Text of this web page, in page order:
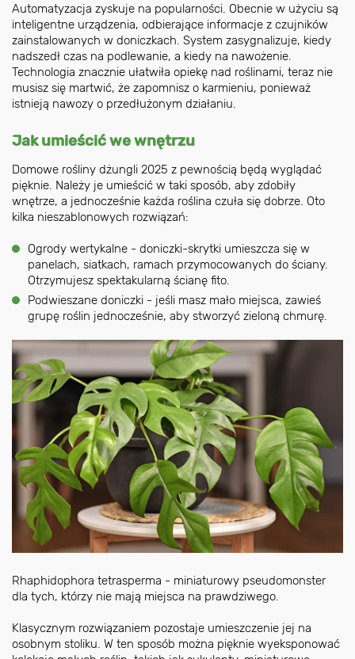
Automatyzacja zyskuje na popularności. Obecnie w użyciu są
inteligentne urządzenia, odbierające informacje z czujników
zainstalowanych w doniczkach. System zasygnalizuje, kiedy
nadszedł czas na podlewanie, a kiedy na nawożenie.
Technologia znacznie ułatwiła opiekę nad roślinami, teraz nie
musisz się martwić, że zapomnisz o karmieniu, ponieważ
istnieją nawozy o przedłużonym działaniu.
Jak umieścić we wnętrzu
Domowe rośliny dżungli 2025 z pewnością będą wyglądać
pięknie. Należy je umieścić w taki sposób, aby zdobiły
wnętrze, a jednocześnie każda roślina czuła się dobrze. Oto
kilka nieszablonowych rozwiązań:
Ogrody wertykalne - doniczki-skrytki umieszcza się w
panelach, siatkach, ramach przymocowanych do ściany.
Otrzymujesz spektakularną ścianę fito.
Podwieszane doniczki - jeśli masz mało miejsca, zawieś
grupę roślin jednocześnie, aby stworzyć zieloną chmurę.
Rhaphidophora tetrasperma - miniaturowy pseudomonster
dla tych, którzy nie mają miejsca na prawdziwego.
Klasycznym rozwiązaniem pozostaje umieszczenie jej na
osobnym stoliku. W ten sposób można pięknie wyeksponować